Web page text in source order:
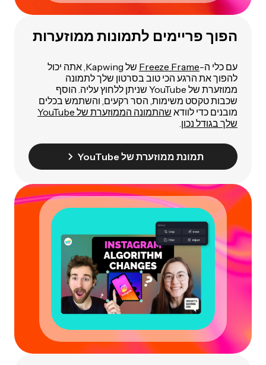
הפוך פריימים לתמונות ממוזערות
עם כלי ה-Freeze Frame
של Kapwing, אתה יכול
להפוך את הרגע הכי טוב בסרטון שלך לתמונה
ממוזערת של YouTube שניתן ללחוץ עליה. הוסף
שכבות טקסט משימות, הסר רקעים, והשתמש בכלים
מובנים כדי לוודא
שהתמונה הממוזערת של YouTube
שלך בגודל נכון.
תמונת ממוזערת של YouTube